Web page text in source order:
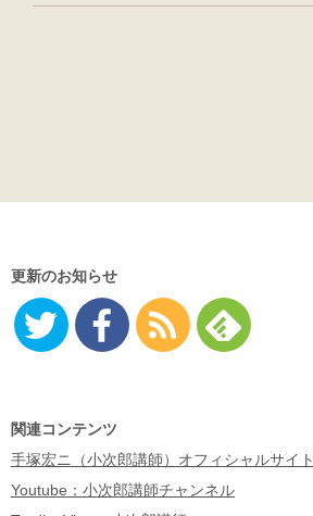
更新のお知らせ
関連コンテンツ
手塚宏ニ（小次郎講師）オフィシャルサイト
Youtube：小次郎講師チャンネル